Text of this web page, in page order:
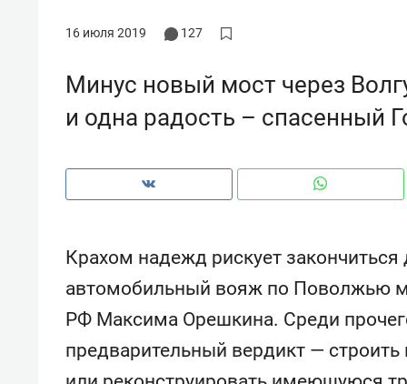
16 июля 2019 127
Минус новый мост через
и одна радость – спасенный
Крахом надежд рискует закончиться
автомобильный вояж по Поволжью
РФ Максима Орешкина. Среди
предварительный вердикт —
Как ГК «МИР ГРУПП» и ВТБ
создают оазис жилого
комфорта под Казанью
150
ID